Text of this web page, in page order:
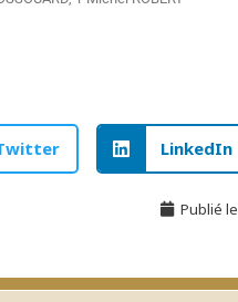
LinkedIn
Publié le